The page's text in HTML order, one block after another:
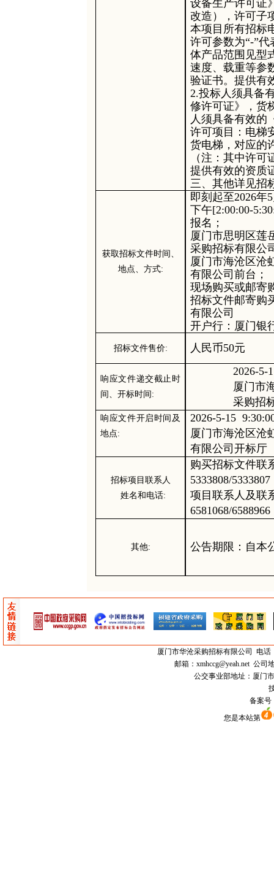
设备生产许可证
改造），许可子
本项目所有招标
许可参数为“-”
体产品范围见型
速度、载重等参
验证书。提供有
2.投标人须具备
修许可证》，货
人须具备有效的
许可项目：电梯
货电梯，对应的
（注：其中许
提供有效的资质
三、 其他详见招
获取招标文件时间、
地点、方式:
即刻起至2026年5
下午[2:00:00-5:3
报名；
厦门市思明区莲
采购招标有限公
厦门市海沧区沧
有限公司前台；
现场购买或邮寄
招标文件邮寄购
有限公司
开户行：厦门银
招标文件售价: 人民币50元
响应文件递交截止时
间、开标时间 :
2026-5-
厦门市
采购招
响应文件开启时间及
地点:
2026-5-15 9:3
厦门市海沧区沧
有限公司开标厅
招标项目联系人
姓名和电话:
购买招标文件联
5333808/
项目联系人及联
6581068/
其他: 公告期限：自本
厦门市华沧采购招标有限公司
电话
邮箱： xmhccg@yeah.net公司地
公交事业部地址：厦门
备案
您是本站第